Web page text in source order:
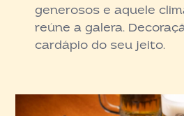
generosos e aquele
reúne a galera.
cardápio do seu jeito.